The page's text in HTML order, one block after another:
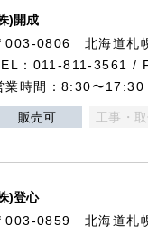
)開成
003-0806 北海道札
：011-811-3561 /
業時間：8:30〜17:30
販売可 工事・
)登心
003-0859 北海道札